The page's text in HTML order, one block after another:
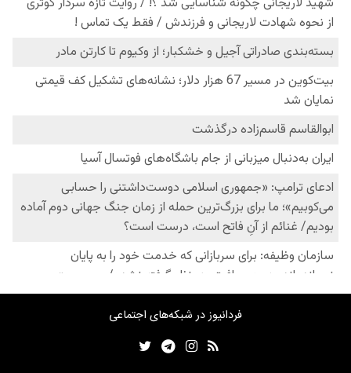
فردانیوز در شبکه‌های اجتماعی